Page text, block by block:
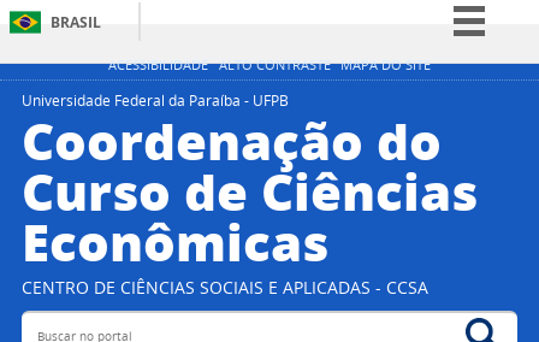
ACESSIBILIDADE ALTO CONTRASTE MAPA DO SITE
BRASIL
Simplifique!
Participe
Acesso à informação
Legislação
Universidade Federal da Paraíba - UFPB
Coordenação do
Curso de Ciências
Econômicas
CENTRO DE CIÊNCIAS SOCIAIS E APLICADAS - CCSA
Buscar no portal